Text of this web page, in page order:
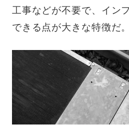
工事などが不要で、イン
できる点が大きな特徴だ。